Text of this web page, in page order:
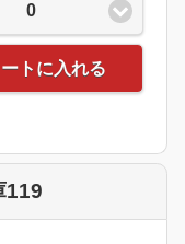
0
トに入れる